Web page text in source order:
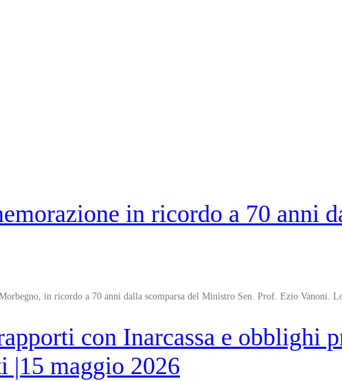
in ricordo a 70 anni
in ricordo a 70 anni dalla scomparsa del Ministro Sen. Prof. Ezio Vanoni.
con Inarcassa e obblighi
|15 maggio 2026